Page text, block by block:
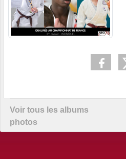
Voir tous les albums
photos